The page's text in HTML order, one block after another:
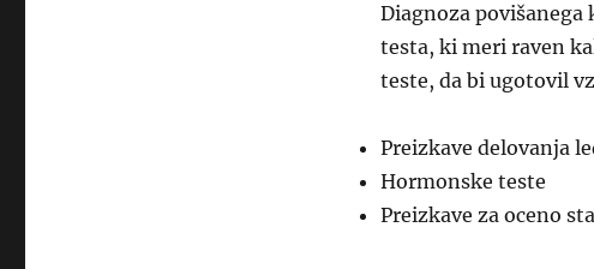
Diagnoza
testa, ki meri raven
teste, da bi ugotovil
Preizkave delovanja
Hormonske teste
Preizkave za oceno